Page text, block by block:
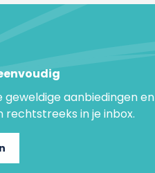
geweldige aanbiedingen en
in je inbox.